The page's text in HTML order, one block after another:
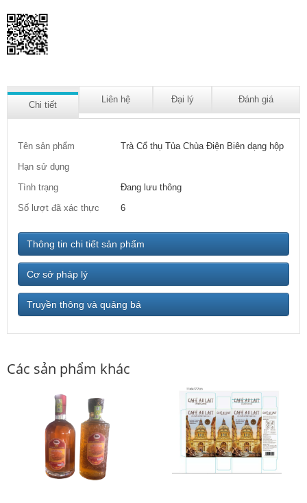
Chi tiết
Liên hệ Đại lý Đánh giá
Tên sản phẩm
Trà Cổ thụ Tủa Chùa Điện Biên dạng hộp
Hạn sử dụng
Tình trạng
Đang lưu thông
Số lượt đã xác thực
6
Thông tin chi tiết sản phẩm
Cơ sở pháp lý
Truyền thông và quảng bá
Các sản phẩm khác